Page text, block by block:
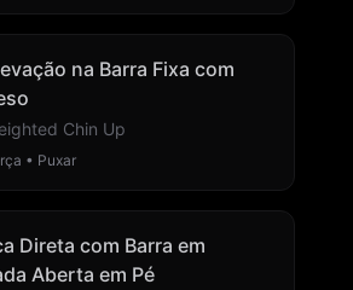
na Barra Fixa com
Chin Up
• Puxar
Direta com Barra em
Aberta em Pé